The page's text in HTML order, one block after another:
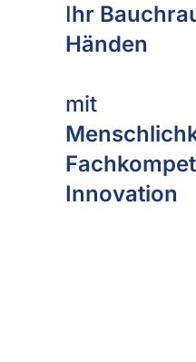
Ihr
Händen
mit
Innovation